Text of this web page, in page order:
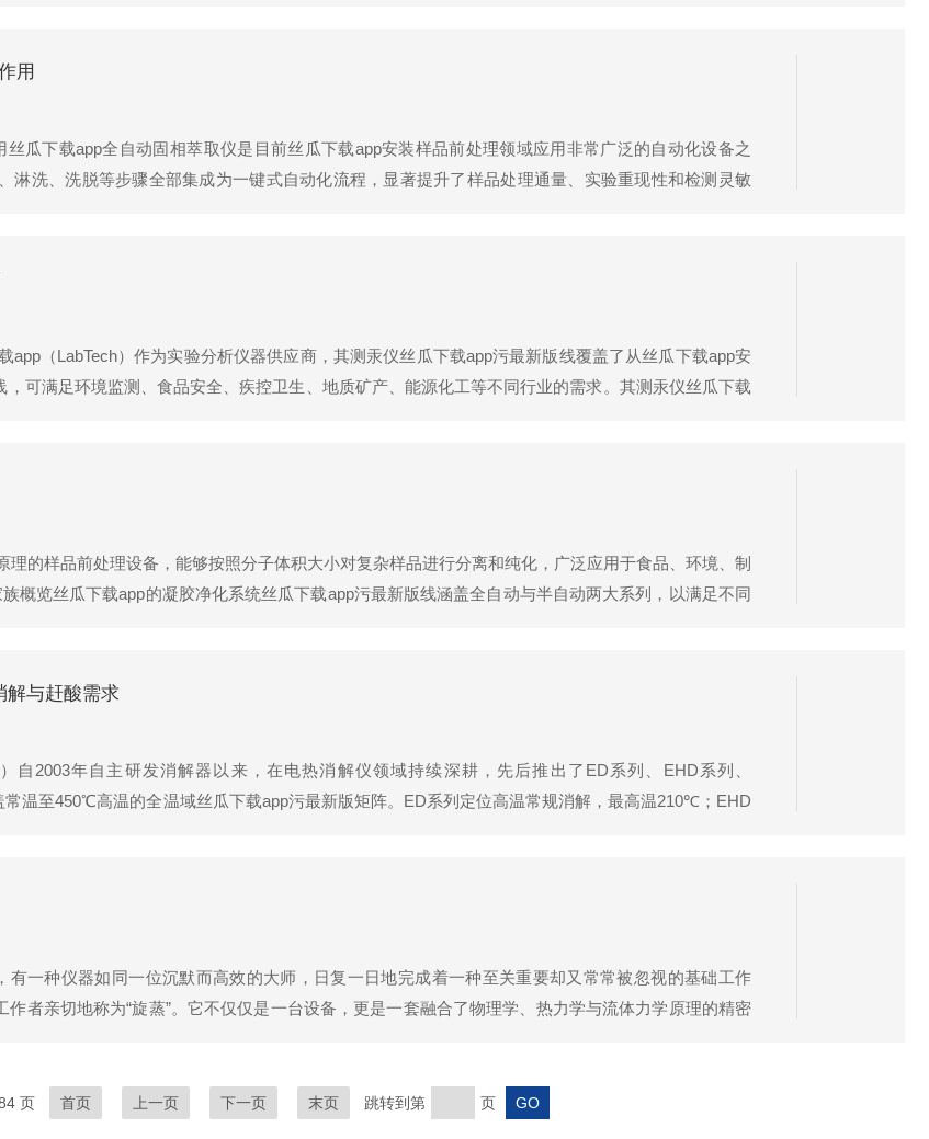
用
瓜下载app全自动固相萃取仪是目前丝瓜下载app安装样品前处理领域应用非常广泛的自动化设备之
洗、洗脱等步骤全部集成为一键式自动化流程，显著提升了样品处理通量、实验重现性和检测灵敏
（LabTech）作为实验分析仪器供应商，其测汞仪丝瓜下载app污最新版线覆盖了从丝瓜下载app安
可满足环境监测、食品安全、疾控卫生、地质矿产、能源化工等不同行业的需求。其测汞仪丝瓜下载
的样品前处理设备，能够按照分子体积大小对复杂样品进行分离和纯化，广泛应用于食品、环境、制
概览丝瓜下载app的凝胶净化系统丝瓜下载app污最新版线涵盖全自动与半自动两大系列，以满足不同
解与赶酸需求
自2003年自主研发消解器以来，在电热消解仪领域持续深耕，先后推出了ED系列、EHD系列、
温至450℃高温的全温域丝瓜下载app污最新版矩阵。ED系列定位高温常规消解，最高温210℃；EHD
一种仪器如同一位沉默而高效的大师，日复一日地完成着一种至关重要却又常常被忽视的基础工作
者亲切地称为“旋蒸”。它不仅仅是一台设备，更是一套融合了物理学、热力学与流体力学原理的精密
页 首页 上一页 下一页 末页 跳转到第 页